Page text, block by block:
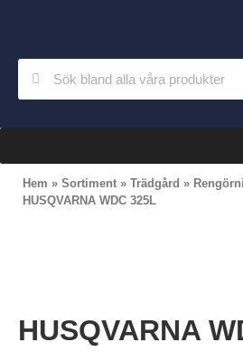
Hem » Sortiment » Trädgård »
HUSQVARNA WDC 325L
HUSQVARNA